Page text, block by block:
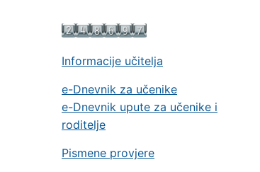
Informacije učitelja
e-Dnevnik za učenike
e-Dnevnik upute za učenike i
roditelje
Pismene provjere